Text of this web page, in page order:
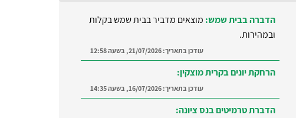
הדברה בבית שמש: מוצאים מדביר בבית שמש בקלות
ובמהירות.
עודכן בתאריך:21/07/2026, בשעה 12:58
הרחקת יונים בקרית מוצקין:
עודכן בתאריך:16/07/2026, בשעה 14:35
הדברת טרמיטים בנס ציונה: